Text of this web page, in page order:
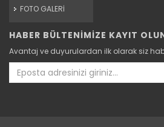
Genç girişimci devlet...
Erzincan’ın Tercan ilçesinde
tamamladıktan...
Devamını Oku ->
FOTO GALERİ
HABER BÜLTENİMİZE KAYIT
Avantaj ve duyurulardan ilk olarak siz